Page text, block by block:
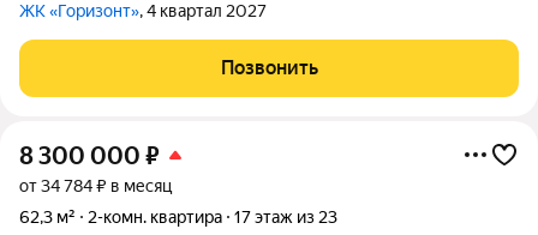
ЖК «Горизонт», 4 квартал 2027
Позвонить
8 300 000 ₽
от 34 784 ₽ в месяц
62,3 м²
2-комн. квартира 17 этаж из 23